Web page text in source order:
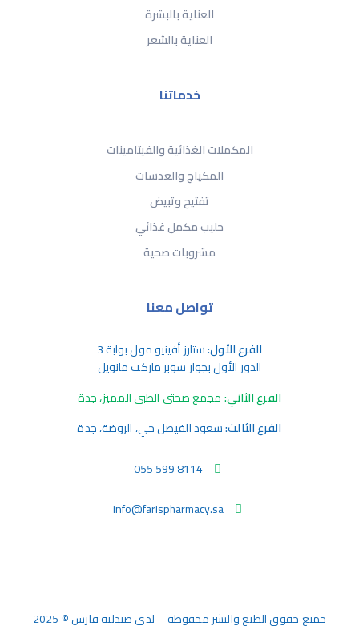
العناية بالبشرة
العناية بالشعر
خدماتنا
المكملات الغذائية والفيتامينات
المكياج والعدسات
تفتيح وتبيض
حليب مكمل غذائي
مشروبات صحية
تواصل معنا
الفرع الأول:ستارز أفينيو مول بوابة 3
الدور الأول بجوار سوبر ماركت مانويل
الفرع الثاني:مجمع صحتي الطبي المميز، جدة
الفرع الثالث:سعود الفيصل حي، الروضة، جدة
055 599 8114
info@farispharmacy.sa
جميع حقوق الطبع والنشر محفوظة – لدى صيدلية فارس © 2025